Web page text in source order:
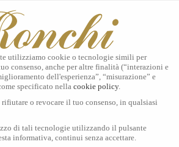
utilizziamo cookie o tecnologie simili per
consenso, anche per altre finalità (“interazioni e
dell'esperienza”, “misurazione” e
specificato nella cookie policy.
o revocare il tuo consenso, in qualsiasi
di tali tecnologie utilizzando il pulsante
informativa, continui senza accettare.